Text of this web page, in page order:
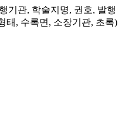
기관, 학술지명, 권호, 발행
태, 수록면, 소장기관, 초록)